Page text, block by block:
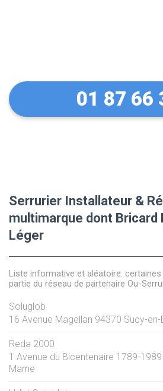
01 87 66
Serrurier Installateur &
multimarque dont Bricard
Léger
Liste informative et aléatoire:
partie du réseau de partenaire Ou-
Soluglob
16 Avenue Magellan 94370 Sucy-en-
Reda 2000
1 Avenue du Bicentenaire 1789-1989
Marne